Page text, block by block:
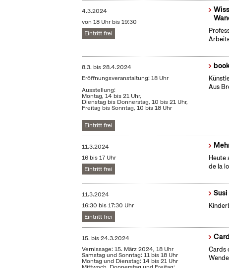
4.3.2024
von 18 Uhr bis 19:30
Eintritt frei
8.3. bis28.4.2024
Eröffnungsveranstaltung: 18 Uhr
Ausstellung:
Montag, 14 bis 21 Uhr,
Dienstag bis Donnerstag, 10 bis 21 Uhr,
Freitag bis Sonntag, 10 bis 18 Uhr
Eintritt frei
Aus
11.3.2024
16 bis 17 Uhr
Eintritt frei
Heute
de la
11.3.2024
16:30 bis 17:30 Uhr
Eintritt frei
Susi
15. bis24.3.2024
Vernissage: 15. März 2024, 18 Uhr
Samstag und Sonntag: 11 bis 18 Uhr
Montag und Dienstag: 14 bis 21 Uhr
Cards
Wende